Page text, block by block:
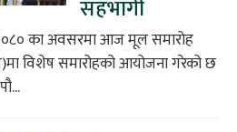
सहभागी
का अवसरमा आज मूल समारोह
विशेष समारोहको आयोजना गरेको छ